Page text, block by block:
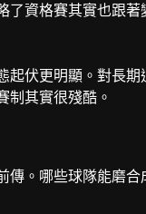
了資格賽其實也跟
起伏更明顯。對長
制其實很殘酷。
。哪些球隊能磨合